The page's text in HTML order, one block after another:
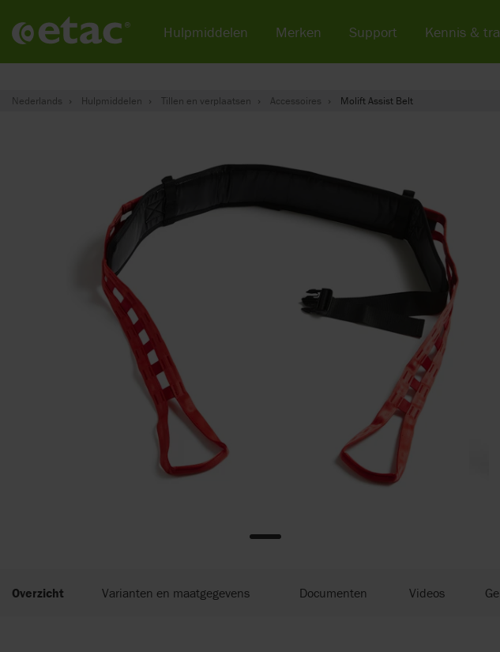
Nederlands Hulpmiddelen Tillen en verplaatsen Accessoires Molift Assist Belt
Overzicht Varianten en maatgegevens Documenten Videos
Hulpmiddelen Merken Support Kennis &